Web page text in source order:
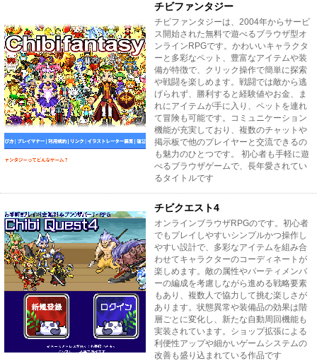
チビファンタジー
チビファンタジーは、2004年からサービ
ス開始された無料で遊べるブラウザ型オ
ンラインRPGです。かわいいキャラクタ
ーと多彩なペット、豊富なアイテムや装
備が特徴で、クリック操作で簡単に探索
や戦闘を楽しめます。戦闘では敵から逃
げられず、勝利すると経験値やお金、ま
れにアイテムが手に入り、ペットを連れ
て冒険も可能です。コミュニケーション
機能が充実しており、複数のチャットや
掲示板で他のプレイヤーと交流できるの
も魅力のひとつです。 初心者も手軽に遊
べるブラウザゲームで、長年愛されてい
るタイトルです
チビクエスト4
オンラインブラウザRPGのです。初心者
でもプレイしやすいシンプルかつ操作し
やすい設計で、多彩なアイテムを組み合
わせてキャラクターのコーディネートが
楽しめます。敵の属性やパーティメンバ
ーの編成を考慮しながら進める戦略要素
もあり、複数人で協力して挑む楽しさが
あります。状態異常や装備品の効果は階
層ごとに変化し、新たな自動周回機能も
実装されています。ショップ拡張による
利便性アップや細かいゲームシステムの
改善も盛り込まれている作品です